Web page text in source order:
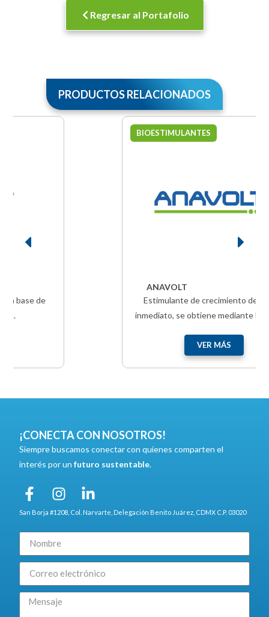
Regresar al Portafolio
PRODUCTOS RELACIONADOS
Estimulante de crecimiento de efecto
inmediato, se obtiene mediante hidrólisis...
¡CONECTA CON NOSOTROS!
Siempre buscamos conectar con quienes comparten el
interés por unfuturo sustentable.
San Borja #1208, Col. Narvarte, Delegación Benito Juárez, CDMX C.P. 03020